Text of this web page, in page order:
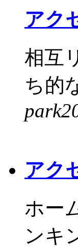
アク
相互
ち的
アク
ホー
ンキ